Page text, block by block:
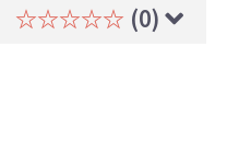
☆☆☆☆☆ (0)